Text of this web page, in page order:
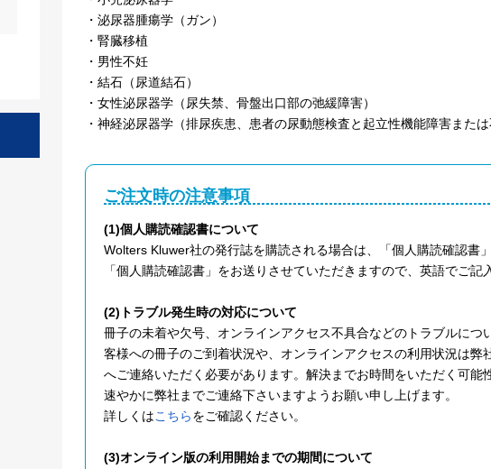
・泌尿器腫瘍学（ガン）
・腎臓移植
・男性不妊
・結石（尿道結石）
・女性泌尿器学（尿失禁、骨盤出口部の弛緩障害）
・神経泌尿器学（排尿疾患、患者の尿動態検査と起立性機能障害または
ご注文時の注意事項
(1)個人購読確認書について
Wolters Kluwer社の発行誌を購読される場合は、「個人購読確認書
「個人購読確認書」をお送りさせていただきますので、英語でご
(2)トラブル発生時の対応について
冊子の未着や欠号、オンラインアクセス不具合などのトラブルに
客様への冊子のご到着状況や、オンラインアクセスの利用状況は
へご連絡いただく必要があります。解決までお時間をいただく可
速やかに弊社までご連絡下さいますようお願い申し上げます。
詳しくはこちらをご確認ください。
(3)オンライン版の利用開始までの期間について